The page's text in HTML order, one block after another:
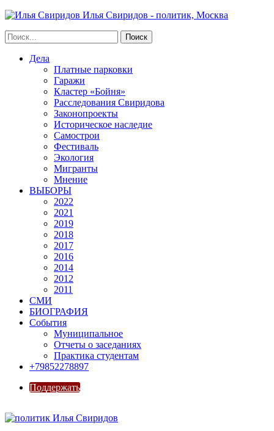
Илья Свиридов - политик, Москва
Дела
Платные парковки
Гаражи
Кластер «Бойня»
Расследования Свиридова
Законопроекты
Историческое наследие
Самострои
Фестиваль
Экология
Мигранты
Мнение
ВЫБОРЫ
2022
2021
2019
2018
2017
2016
2014
2012
2011
СМИ
БИОГРАФИЯ
События
Муниципальное
Отчеты о заседаниях
Практика студентам
+79852278897
Поддержать